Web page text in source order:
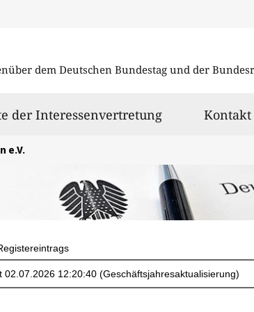
dem Deutschen Bundestag und der
der Interessenvertretung Kontakt
e.V.